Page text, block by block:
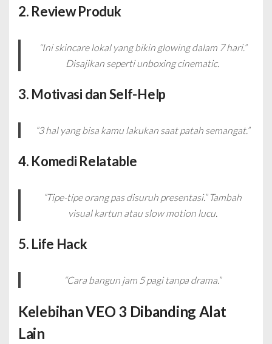
2. Review Produk
“Ini skincare lokal yang bikin glowing dalam 7 hari.”
Disajikan seperti unboxing cinematic.
3. Motivasi dan Self-Help
“3 hal yang bisa kamu lakukan saat patah semangat.”
4. Komedi Relatable
“Tipe-tipe orang pas disuruh presentasi.” Tambah
visual kartun atau slow motion lucu.
5. Life Hack
“Cara bangun jam 5 pagi tanpa drama.”
Kelebihan VEO 3 Dibanding Alat
Lain